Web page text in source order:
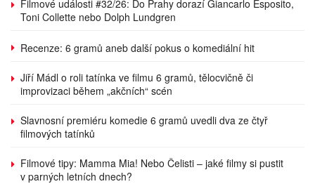
Filmové události #32/26: Do Prahy dorazí Giancarlo Esposito,
Toni Collette nebo Dolph Lundgren
Recenze: 6 gramů aneb další pokus o komediální hit
Jiří Mádl o roli tatínka ve filmu 6 gramů, tělocvičně či
improvizaci během „akčních“ scén
Slavnosní premiéru komedie 6 gramů uvedli dva ze čtyř
filmových tatínků
Filmové tipy: Mamma Mia! Nebo Čelisti – jaké filmy si pustit
v parných letních dnech?